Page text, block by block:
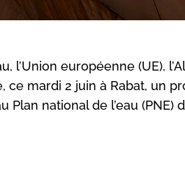
l’Union européenne (UE),
mardi 2 juin à Rabat, un
Plan national de l’eau (PNE)